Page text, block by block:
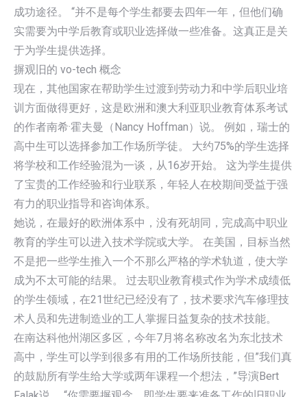
成功途径。 “并不是每个学生都要去四年一年，但他们确
实需要为中学后教育或职业选择做一些准备。这真正是关
于为学生提供选择。
摒观旧的 vo-tech 概念
现在，其他国家在帮助学生过渡到劳动力和中学后职业培
训方面做得更好，这是欧洲和澳大利亚职业教育体系考试
的作者南希·霍夫曼（Nancy Hoffman）说。 例如，瑞士的
高中生可以选择参加工作场所学徒。 大约75%的学生选择
将学校和工作经验混为一谈，从16岁开始。 这为学生提供
了宝贵的工作经验和行业联系，年轻人在校期间受益于强
有力的职业指导和咨询体系。
她说，在最好的欧洲体系中，没有死胡同，完成高中职业
教育的学生可以进入技术学院或大学。 在美国，目标当然
不是把一些学生推入一个不那么严格的学术轨道，使大学
成为不太可能的结果。 过去职业教育模式作为学术成绩低
的学生领域，在21世纪已经没有了，技术要求汽车修理技
术人员和先进制造业的工人掌握日益复杂的技术技能。
在南达科他州湖区多区，今年7月将名称改名为东北技术
高中，学生可以学到很多有用的工作场所技能，但”我们真
的鼓励所有学生给大学或两年课程一个想法，”导演Bert